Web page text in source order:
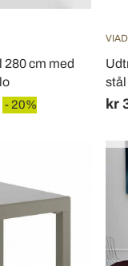
cm med
- 20%
stål
kr